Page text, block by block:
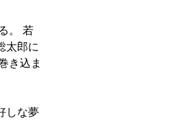
。 若
太郎に
き込ま
しな夢